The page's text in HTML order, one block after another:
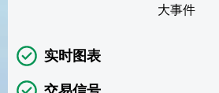
大事件
实时图表
交易信号